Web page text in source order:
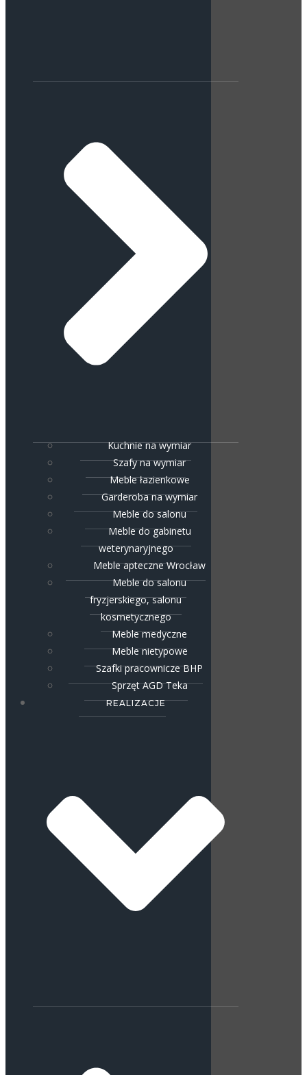
Kuchnie na wymiar
Szafy na wymiar
Meble łazienkowe
Garderoba na wymiar
Meble do salonu
Meble do gabinetu
weterynaryjnego
Meble apteczne Wrocław
Meble do salonu
fryzjerskiego, salonu
kosmetycznego
Meble medyczne
Meble nietypowe
Szafki pracownicze BHP
Sprzęt AGD Teka
REALIZACJE